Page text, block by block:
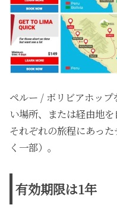
ペルー / ボリビアホッ
い場所、または経由地を
それぞれの旅程にあっ
く一部）。
有効期限は1年